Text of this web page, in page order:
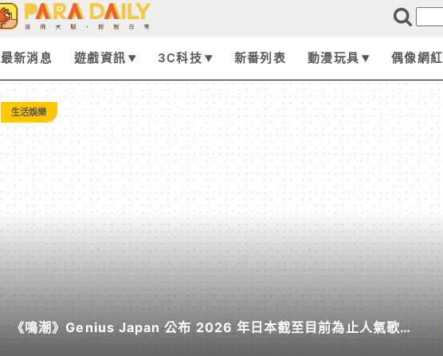
最新消息 遊戲資訊 3C科技 新番列表 動漫玩具 偶像網紅
生活娛樂
《鳴潮》Genius Japan 公布 2026 年日本截至目前為止人氣歌單
《遠航星的告別》&《自無垠處歸航之星》入榜